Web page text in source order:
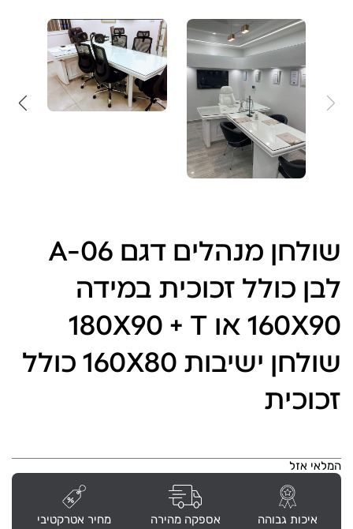
שולחן מנהלים דגם A-06
לבן כולל זכוכית במידה
160X90 או 180X90 + T
שולחן ישיבות 160X80 כולל
זכוכית
המלאי אזל
איכות גבוהה אספקה מהירה מחיר אטרקטיבי